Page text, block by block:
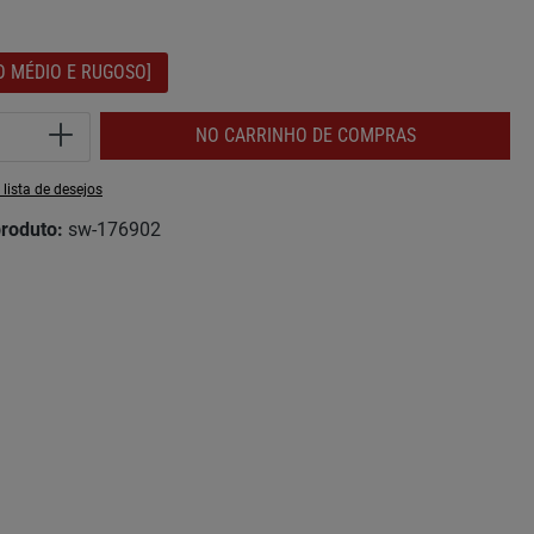
MÉDIO E RUGOSO]
do Produto: Insira a quantidade
NO CARRINHO DE COMPRAS
de desejos
sw-176902